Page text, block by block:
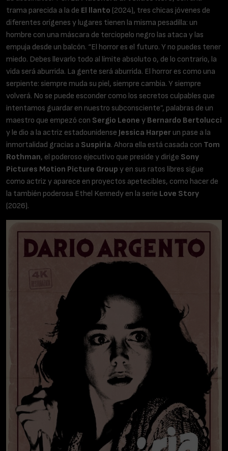
trama parecida a la de El llanto (2024), tres chicas jóvenes de
diferentes orígenes y lugares tienen la misma pesadilla: un
hombre con una máscara de terciopelo negro las ataca y las
empuja desde un balcón. “El horror es el futuro. Y no puedes tener
miedo. Debes llevarlo todo al límite absoluto o, de lo contrario, la
vida será aburrida. La gente será aburrida. El horror es como una
serpiente: siempre muda su piel, siempre cambia. Y siempre
volverá. No se puede esconder como los secretos culpables que
intentamos guardar en nuestro subconsciente”, palabras de un
maestro que empezó con Sergio Leone y Bernardo Bertolucci
y le dio a la actriz estadounidense Jessica Harper un pase a la
inmortalidad gracias a Suspiria. Ahora ella está casada con Tom
Rothman, el poderoso ejecutivo que preside y dirige Sony
Pictures Motion Picture Group y en sus ratos libres sigue
como actriz y aparece en proyectos apetecibles, como hacer de
la también poderosa Ethel Kennedy en la serie Love Story
(2026).